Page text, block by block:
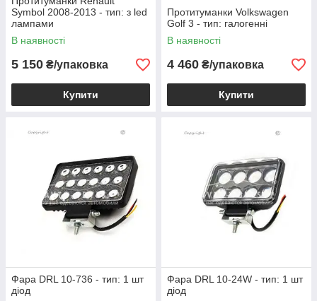
Symbol 2008-2013 - тип: з led
лампами
В наявності
5 150 ₴/упаковка
Купити
Протитуманки Volkswagen
Golf 3 - тип: галогенні
В наявності
4 460 ₴/упаковка
Купити
Фара DRL 10-736 - тип: 1 шт
діод
Фара DRL 10-24W - тип: 1 шт
діод